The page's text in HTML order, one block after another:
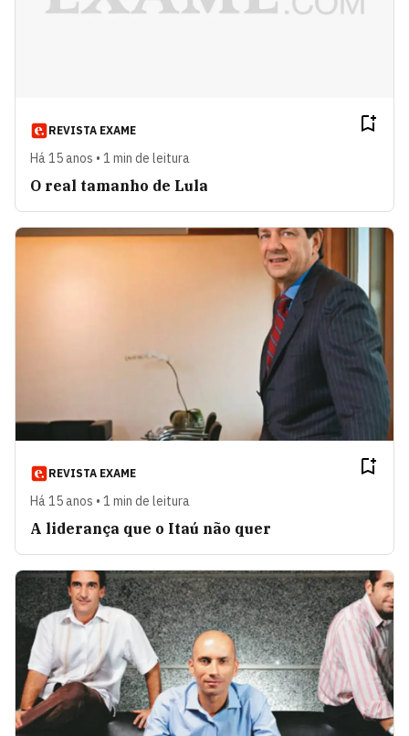
REVISTA EXAME
Há 15 anos • 1 min de leitura
O real tamanho de Lula
REVISTA EXAME
Há 15 anos • 1 min de leitura
A liderança que o Itaú não quer